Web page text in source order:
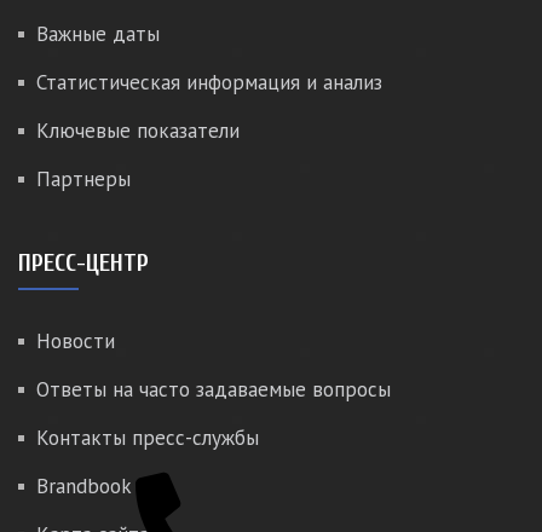
Важные даты
Статистическая информация и анализ
Ключевые показатели
Партнеры
ПРЕСС-ЦЕНТР
Новости
Ответы на часто задаваемые вопросы
Контакты пресс-службы
Brandbook